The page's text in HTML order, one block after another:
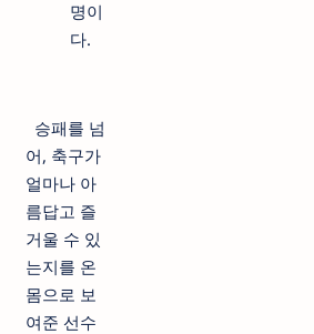
명이
다.
승패를 넘
어, 축구가
얼마나 아
름답고 즐
거울 수 있
는지를 온
몸으로 보
여준 선수